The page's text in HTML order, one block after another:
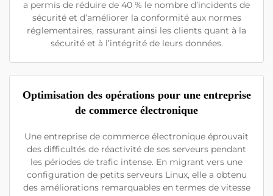
a permis de réduire de 40 % le nombre d’incidents de
sécurité et d’améliorer la conformité aux normes
réglementaires, rassurant ainsi les clients quant à la
sécurité et à l’intégrité de leurs données.
Optimisation des opérations pour une entreprise
de commerce électronique
Une entreprise de commerce électronique éprouvait
des difficultés de réactivité de ses serveurs pendant
les périodes de trafic intense. En migrant vers une
configuration de petits serveurs Linux, elle a obtenu
des améliorations remarquables en termes de vitesse